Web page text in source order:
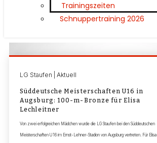
Trainingszeiten
Schnuppertraining 2026
LG Staufen | Aktuell
Süddeutsche Meisterschaften U16 in
Augsburg: 100-m-Bronze für Elisa
Lechleitner
Von zwei erfolgreichen Mädchen wurde die LG Staufen bei den Süddeutschen
Meisterschaften U16 im Ernst-Lehner-Stadion von Augsburg vertreten. Für Elisa